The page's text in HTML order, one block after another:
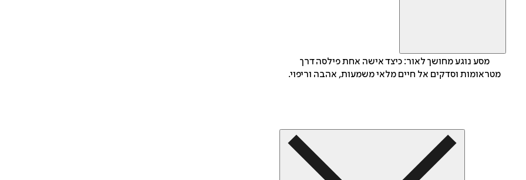
מסע נוגע מחושך לאור: כיצד אישה אחת פילסה דרך
מטראומות וסדקים אל חיים מלאי משמעות, אהבה וריפוי.